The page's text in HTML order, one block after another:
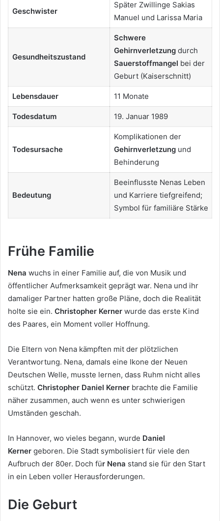
Geschwister
Später Zwillinge Sakias
Manuel und Larissa Maria
Gesundheitszustand
Schwere
Gehirnverletzungdurch
Sauerstoffmangel bei der
Geburt (Kaiserschnitt)
Lebensdauer 11 Monate
Todesdatum 19. Januar 1989
Todesursache
Komplikationen der
Gehirnverletzungund
Behinderung
Bedeutung
Beeinflusste Nenas Leben
und Karriere tiefgreifend;
Symbol für familiäre Stärke
Frühe Familie
Nena wuchs in einer Familie auf, die von Musik und
öffentlicher Aufmerksamkeit geprägt war. Nena und ihr
damaliger Partner hatten große Pläne, doch die Realität
holte sie ein. Christopher Kerner wurde das erste Kind
des Paares, ein Moment voller Hoffnung.
Die Eltern von Nena kämpften mit der plötzlichen
Verantwortung. Nena, damals eine Ikone der Neuen
Deutschen Welle, musste lernen, dass Ruhm nicht alles
schützt. Christopher Daniel Kerner brachte die Familie
näher zusammen, auch wenn es unter schwierigen
Umständen geschah.
In Hannover, wo vieles begann, wurde Daniel
Kerner geboren. Die Stadt symbolisiert für viele den
Aufbruch der 80er. Doch für Nena stand sie für den Start
in ein Leben voller Herausforderungen.
Die Geburt